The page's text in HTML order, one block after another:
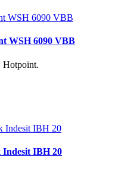
WSH 6090 VBB
Indesit IBH 20